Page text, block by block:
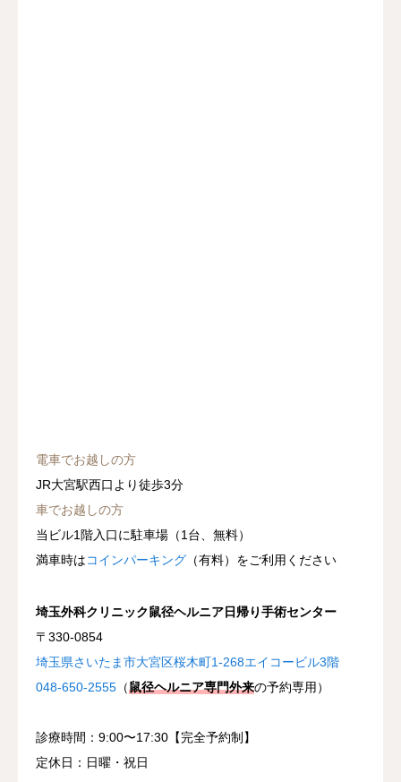
電車でお越しの方
JR大宮駅西口より徒歩3分
車でお越しの方
当ビル1階入口に駐車場（1台、無料）
満車時はコインパーキング （有料）をご利用ください
埼玉外科クリニック鼠径ヘルニア日帰り手術センター
〒330-0854
埼玉県さいたま市大宮区桜木町1-268エイコービル3階
048-650-2555 （鼠径ヘルニア専門外来の予約専用）
診療時間：9:00〜17:30【完全予約制】
定休日：日曜・祝日